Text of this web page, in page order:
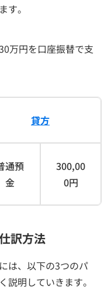
す。
万円を口座振替で支
貸方
通預
金
300,00
0円
訳方法
は、以下の3つのパ
説明していきます。